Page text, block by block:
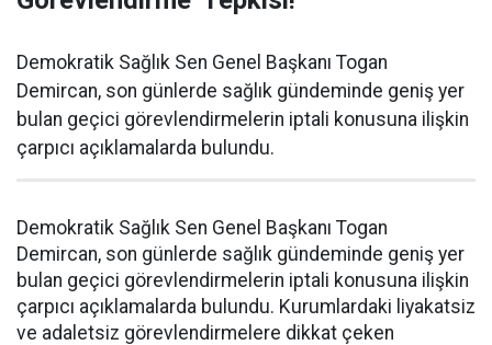
Demokratik Sağlık Sen Genel Başkanı Togan
Demircan, son günlerde sağlık gündeminde geniş yer
bulan geçici görevlendirmelerin iptali konusuna ilişkin
çarpıcı açıklamalarda bulundu.
Demokratik Sağlık Sen Genel Başkanı Togan
Demircan, son günlerde sağlık gündeminde geniş yer
bulan geçici görevlendirmelerin iptali konusuna ilişkin
çarpıcı açıklamalarda bulundu. Kurumlardaki liyakatsiz
ve adaletsiz görevlendirmelere dikkat çeken